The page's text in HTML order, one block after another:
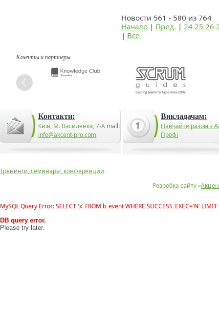
Новости 561 - 580 из 764
Начало | Пред. | 24 25 26
| Все
Клиенты и партнеры
Контакти:
Київ, М. Василенка, 7-А mail:
info@akcent-pro.com
Викладачам:
Навчайте разом з
Профі
Розробка сайту «
Тренинги, семинары, конференции
MySQL Query Error: SELECT 'x' FROM b_event WHERE SUCCESS_EXEC='N' LIMIT
DB query error.
Please try later.